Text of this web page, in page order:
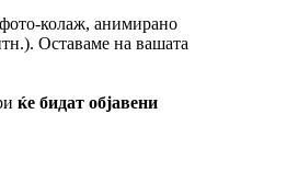
колаж, анимирано
Оставаме на вашата
ќе бидат објавени